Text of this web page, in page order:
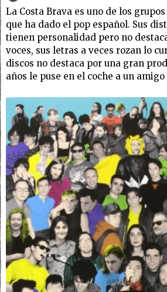
La Costa Brava es uno de los
que ha dado el pop español. Sus
tienen personalidad pero no
voces, sus letras a veces rozan lo
discos no destaca por una gran
años le puse en el coche a un